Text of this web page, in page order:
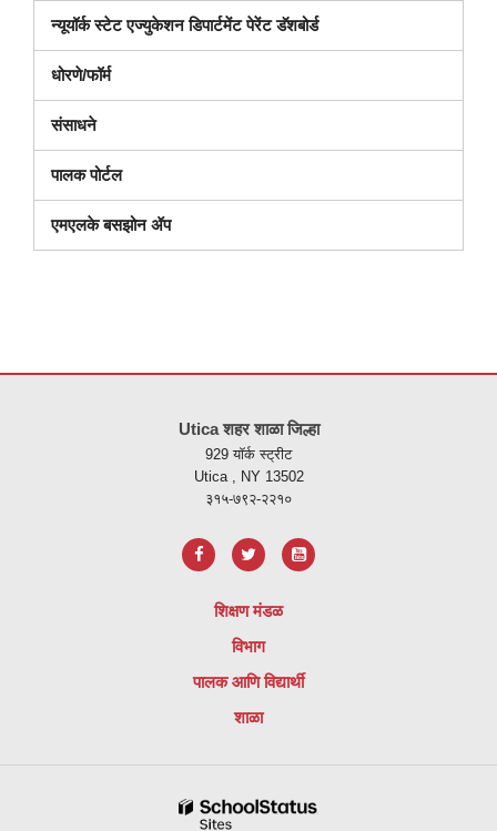
न्यूयॉर्क स्टेट एज्युकेशन डिपार्टमेंट पेरेंट डॅशबोर्ड(नवीन
विंडोमध्ये
धोरणे/फॉर्म
संसाधने
पालक पोर्टल
एमएलके बसझोन ॲप
Utica शहर शाळा जिल्हा
929 यॉर्क स्ट्रीट
Utica , NY 13502
३१५-७९२-२२१०
शिक्षण मंडळ
विभाग
पालक आणि विद्यार्थी
शाळा